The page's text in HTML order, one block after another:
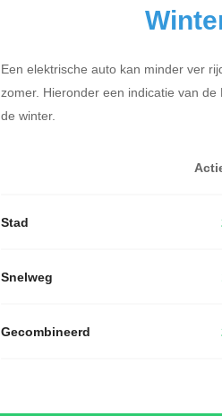
Een elektrische auto kan minder ver
zomer. Hieronder een indicatie van de
de winter.
Stad
Snelweg
Gecombineerd